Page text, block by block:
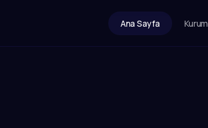
Ana Sayfa